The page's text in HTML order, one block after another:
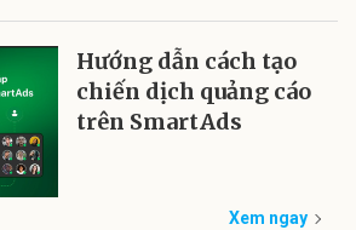
Hướng dẫn cách tạo
chiến dịch quảng cáo
trên SmartAds
Xem ngay